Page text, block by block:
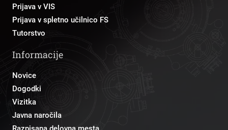
Prijava v VIS
Prijava v spletno učilnico FS
Tutorstvo
Informacije
Novice
Dogodki
Vizitka
Javna naročila